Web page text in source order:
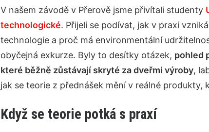
V našem závodě v Přerově jsme přivítali studenty
technologické. Přijeli se podívat, jak v praxi
technologie a proč má environmentální
obyčejná exkurze. Byly to desítky otázek, pohled
které běžně zůstávají skryté za dveřmi výroby,
jak se teorie z přednášek mění v reálné produkty,
Když se teorie potká s praxí